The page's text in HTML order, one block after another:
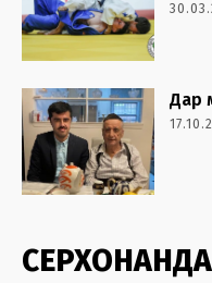
Дар
СЕРХОНАНДА